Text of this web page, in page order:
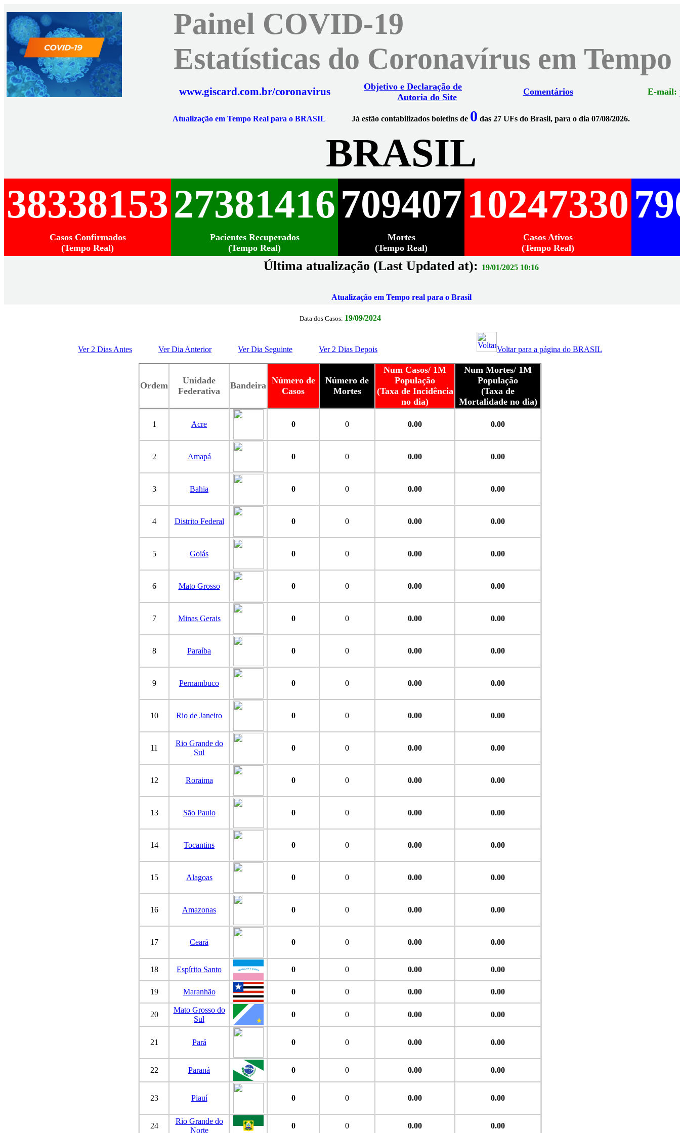
Painel COVID-19
Estatísticas do Coronavírus em Tempo
www.giscard.com.br/coronavirus
Objetivo e Declaração de
Autoria do Site
Comentários E-mail:
Atualização em Tempo Real para o BRASIL Já estão contabilizados boletins de 0 das 27 UFs do Brasil, para o dia 07/08/2026.
BRASIL
3833815327381416709407 10247330
Casos Confirmados
(Tempo Real)
Pacientes Recuperados
(Tempo Real)
Mortes
(Tempo Real)
Casos Ativos
(Tempo Real)
Última atualização (Last Updated at): 19/01/2025 10:16
Atualização em Tempo real para o Brasil
Data dos Casos: 19/09/2024
Ver 2 Dias Antes Ver Dia Anterior Ver Dia Seguinte Ver 2 Dias Depois Voltar para a página do BRASIL
Ordem
Unidade
Federativa
Bandeira Número de
Casos
Número de
Mortes
Num Casos/ 1M
População
(Taxa de Incidência
no dia)
Num Mortes/ 1M
População
(Taxa de
Mortalidade no dia)
1 Acre 0 0 0.00 0.00
2 Amapá 0 0 0.00 0.00
3 Bahia 0 0 0.00 0.00
4 Distrito Federal 0 0 0.00 0.00
5 Goiás 0 0 0.00 0.00
6 Mato Grosso 0 0 0.00 0.00
7 Minas Gerais 0 0 0.00 0.00
8 Paraíba 0 0 0.00 0.00
9 Pernambuco 0 0 0.00 0.00
10 Rio de Janeiro 0 0 0.00 0.00
11
Rio Grande do
Sul
0 0 0.00 0.00
12 Roraima 0 0 0.00 0.00
13 São Paulo 0 0 0.00 0.00
14 Tocantins 0 0 0.00 0.00
15 Alagoas 0 0 0.00 0.00
16 Amazonas 0 0 0.00 0.00
17 Ceará 0 0 0.00 0.00
18 Espírito Santo 0 0 0.00 0.00
19 Maranhão 0 0 0.00 0.00
20
Mato Grosso do
Sul
0 0 0.00 0.00
21 Pará 0 0 0.00 0.00
22 Paraná 0 0 0.00 0.00
23 Piauí 0 0 0.00 0.00
24
Rio Grande do
Norte
0 0 0.00 0.00